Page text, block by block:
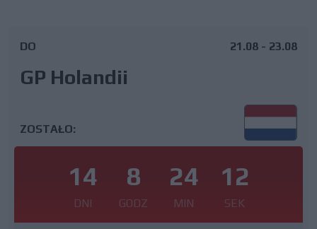
DO
GP Holandii
21.08 - 23.08
ZOSTAŁO:
14
DNI
8
GODZ
24
MIN
12
SEK